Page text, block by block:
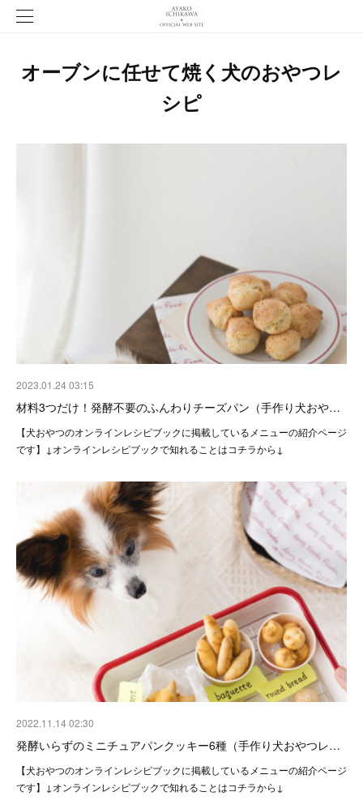
オーブンに任せて焼く犬のおやつレ
シピ
2023.01.24 03:15
材料3つだけ！発酵不要のふんわりチーズパン（手作り犬おや…
【犬おやつのオンラインレシピブックに掲載しているメニューの紹介ページ
です】↓オンラインレシピブックで知れることはコチラから↓
2022.11.14 02:30
発酵いらずのミニチュアパンクッキー6種（手作り犬おやつレ…
【犬おやつのオンラインレシピブックに掲載しているメニューの紹介ページ
です】↓オンラインレシピブックで知れることはコチラから↓